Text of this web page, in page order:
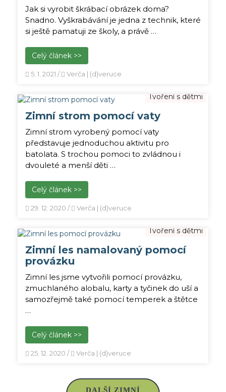
Jak si vyrobit škrábací obrázek doma?
Snadno. Vyškrabávání je jedna z technik, které
si ještě pamatuji ze školy, a právě …
Celý článek >>
5. 1. 2021 / Verča | (d)veruce
Tvoření s dětmi
Zimní strom pomocí vaty
Zimní strom vyrobený pomocí vaty
představuje jednoduchou aktivitu pro
batolata. S trochou pomoci to zvládnou i
dvouleté a menší děti …
Celý článek >>
29. 12. 2020 / Verča | (d)veruce
Tvoření s dětmi
Zimní les namalovaný pomocí
provázku
Zimní les jsme vytvořili pomocí provázku,
zmuchlaného alobalu, karty a tyčinek do uší a
samozřejmě také pomocí temperek a štětce
…
Celý článek >>
25. 12. 2020 / Verča | (d)veruce
DALŠÍ ZIMNÍ